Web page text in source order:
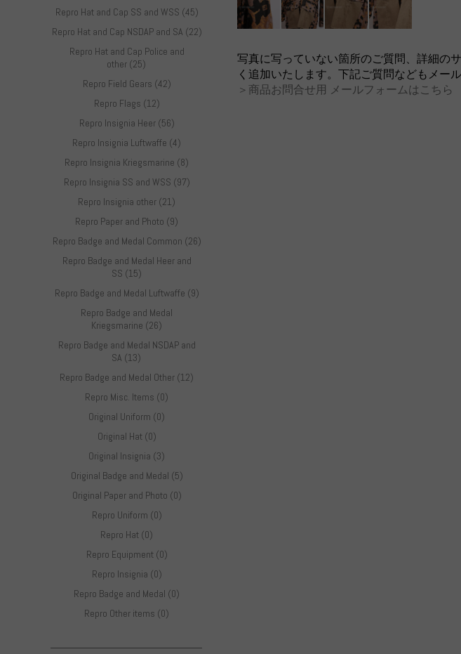
Repro Hat and Cap SS and WSS (45)
Repro Hat and Cap NSDAP and SA (22)
Repro Hat and Cap Police and
other (25)
Repro Field Gears (42)
Repro Flags (12)
Repro Insignia Heer (56)
Repro Insignia Luftwaffe (4)
Repro Insignia Kriegsmarine (8)
Repro Insignia SS and WSS (97)
Repro Insignia other (21)
Repro Paper and Photo (9)
Repro Badge and Medal Common (26)
Repro Badge and Medal Heer and
SS (15)
Repro Badge and Medal Luftwaffe (9)
Repro Badge and Medal
Kriegsmarine (26)
Repro Badge and Medal NSDAP and
SA (13)
Repro Badge and Medal Other (12)
Repro Misc. Items (0)
Original Uniform (0)
Original Hat (0)
Original Insignia (3)
Original Badge and Medal (5)
Original Paper and Photo (0)
Repro Uniform (0)
Repro Hat (0)
Repro Equipment (0)
Repro Insignia (0)
Repro Badge and Medal (0)
Repro Other items (0)
写真に写っていない箇所のご質問、詳細の
く追加いたします。下記ご質問などもメー
＞商品お問合せ用 メールフォームはこちら